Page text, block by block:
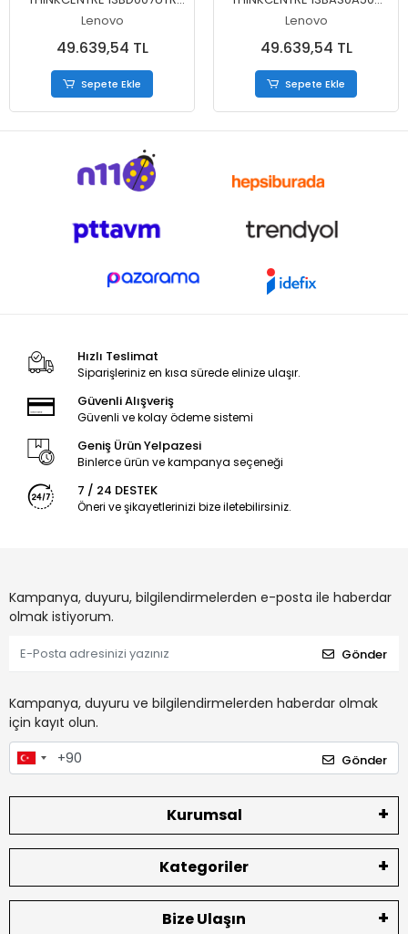
ULTRA 5 225 16GB 512SSD
DOS
Lenovo
49.639,54 TL
Sepete Ekle
ULTRA 5 225 16GB 512SSD
DOS
Lenovo
49.639,54 TL
Sepete Ekle
Hızlı Teslimat
Siparişleriniz en kısa sürede elinize ulaşır.
Güvenli Alışveriş
Güvenli ve kolay ödeme sistemi
Geniş Ürün Yelpazesi
Binlerce ürün ve kampanya seçeneği
7 / 24 DESTEK
Öneri ve şikayetlerinizi bize iletebilirsiniz.
Kampanya, duyuru, bilgilendirmelerden e-posta ile haberdar
olmak istiyorum.
Gönder
Kampanya, duyuru ve bilgilendirmelerden haberdar olmak
için kayıt olun.
Gönder
Kurumsal
Kategoriler
Bize Ulaşın